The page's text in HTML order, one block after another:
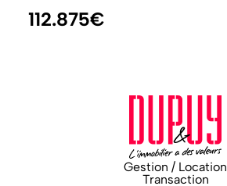
112.875€
Gestion / Location
Transaction